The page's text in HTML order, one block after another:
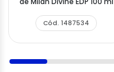
Cód. 1487534